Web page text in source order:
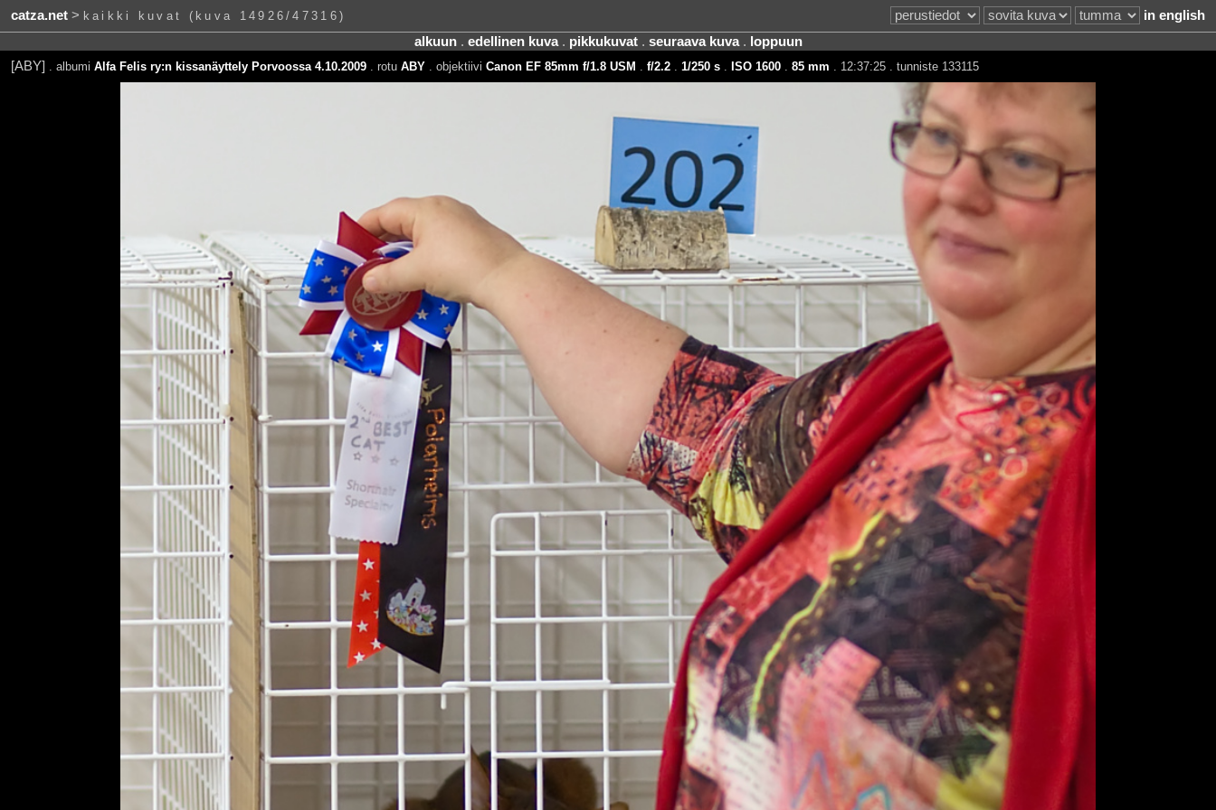
catza.net> kaikki kuvat (kuva 14926/47316)
in english
alkuun. edellinen kuva. pikkukuvat. seuraava kuva. loppuun
[ABY]
. albumi Alfa Felis ry:n kissanäyttely Porvoossa 4.10.2009. rotu ABY. objektiivi Canon EF 85mm f/1.8 USM f/2.2. 1/250 s. ISO 1600. 85 mm . 12:37:25 . tunniste 133115